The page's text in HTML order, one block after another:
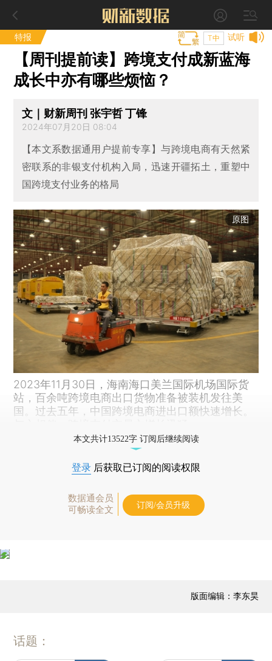
特报 试听
T中
【周刊提前读】跨境支付成新蓝海
成长中亦有哪些烦恼？
文｜财新周刊 张宇哲 丁锋
2024年07月20日 08:04
【本文系数据通用户提前专享】与跨境电商有天然紧
密联系的非银支付机构入局，迅速开疆拓土，重塑中
国跨境支付业务的格局
原图
2023年11月30日，海南海口美兰国际机场国际货
站，百余吨跨境电商出口货物准备被装机发往美
国。过去五年，中国跨境电商进出口额快速增长。
本文共计13522字 订阅后继续阅读
登录 后获取已订阅的阅读权限
数据通会员
可畅读全文
订阅/会员升级
版面编辑：李东昊
话题：